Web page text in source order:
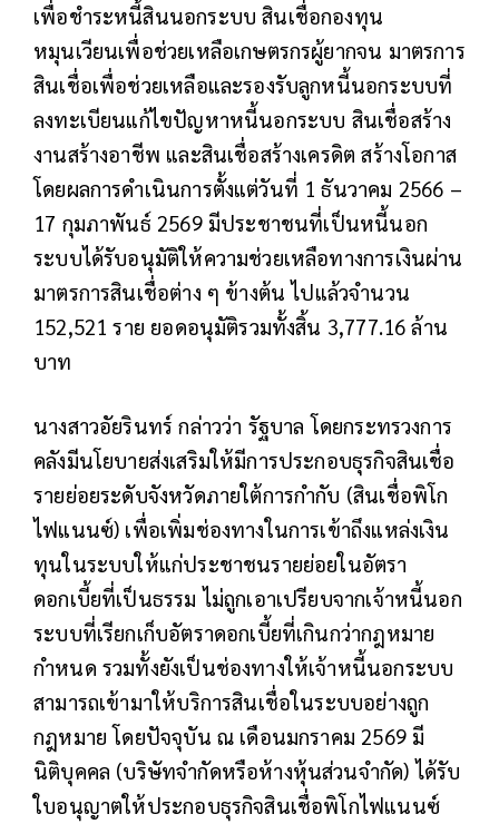
เพื่อชำระหนี้สินนอกระบบ สินเชื่อกองทุน
หมุนเวียนเพื่อช่วยเหลือเกษตรกรผู้ยากจน มาตรการ
สินเชื่อเพื่อช่วยเหลือและรองรับลูกหนี้นอกระบบที่
ลงทะเบียนแก้ไขปัญหาหนี้นอกระบบ สินเชื่อสร้าง
งานสร้างอาชีพ และสินเชื่อสร้างเครดิต สร้างโอกาส
โดยผลการดำเนินการตั้งแต่วันที่ 1 ธันวาคม 2566 –
17 กุมภาพันธ์ 2569 มีประชาชนที่เป็นหนี้นอก
ระบบได้รับอนุมัติให้ความช่วยเหลือทางการเงินผ่าน
มาตรการสินเชื่อต่าง ๆ ข้างต้น ไปแล้วจำนวน
152,521 ราย ยอดอนุมัติรวมทั้งสิ้น 3,777.16 ล้าน
บาท
นางสาวอัยรินทร์ กล่าวว่า รัฐบาล โดยกระทรวงการ
คลังมีนโยบายส่งเสริมให้มีการประกอบธุรกิจสินเชื่อ
รายย่อยระดับจังหวัดภายใต้การกำกับ (สินเชื่อพิโก
ไฟแนนซ์) เพื่อเพิ่มช่องทางในการเข้าถึงแหล่งเงิน
ทุนในระบบให้แก่ประชาชนรายย่อยในอัตรา
ดอกเบี้ยที่เป็นธรรม ไม่ถูกเอาเปรียบจากเจ้าหนี้นอก
ระบบที่เรียกเก็บอัตราดอกเบี้ยที่เกินกว่ากฎหมาย
กำหนด รวมทั้งยังเป็นช่องทางให้เจ้าหนี้นอกระบบ
สามารถเข้ามาให้บริการสินเชื่อในระบบอย่างถูก
กฎหมาย โดยปัจจุบัน ณ เดือนมกราคม 2569 มี
นิติบุคคล (บริษัทจำกัดหรือห้างหุ้นส่วนจำกัด) ได้รับ
ใบอนุญาตให้ประกอบธุรกิจสินเชื่อพิโกไฟแนนซ์